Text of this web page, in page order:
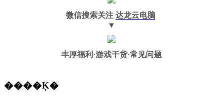
微信搜索关注 达龙云电脑
▼
丰厚福利 ·游戏干货·常见问题
����Ķ�